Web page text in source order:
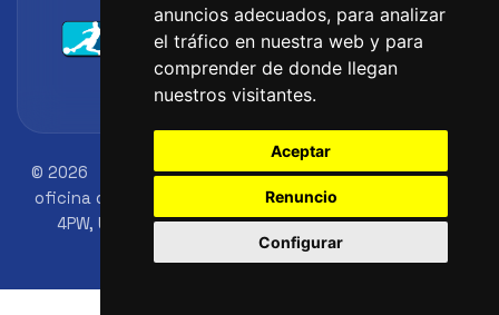
anuncios adecuados, para analizar
el tráfico en nuestra web y para
comprender de donde llegan
nuestros visitantes.
Aceptar
Renuncio
Configurar
© 2026 FutbolLab Spain Soccer Academy
Dirección
oficina de registro: 145 - 147 St John St, London, EC1V
4PW, UK
Número de identificación: 09033026
Teléfono: +34 648 45 44 01